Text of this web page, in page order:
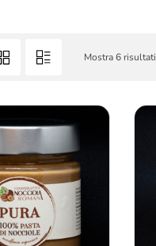
Mostra 6 risultati